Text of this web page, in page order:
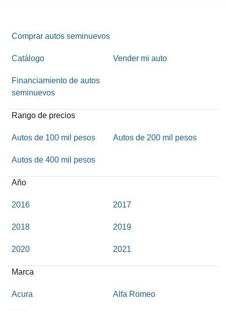
Comprar autos seminuevos
Catálogo Vender mi auto
Financiamiento de autos
seminuevos
Rango de precios
Autos de 100 mil pesos Autos de 200 mil pesos
Autos de 400 mil pesos
Año
2016 2017
2018 2019
2020 2021
Marca
Acura Alfa Romeo